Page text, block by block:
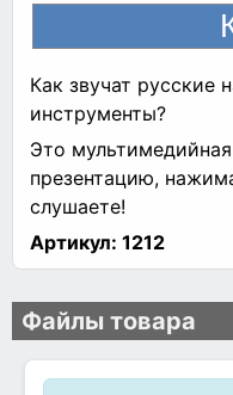
Как звучат русские
инструменты?
Это
презентацию,
слушаете!
Артикул: 1212
Файлы товара